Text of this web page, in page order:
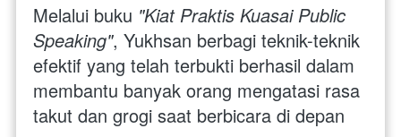
Melalui buku "Kiat Praktis Kuasai Public
Speaking", Yukhsan berbagi teknik-teknik
efektif yang telah terbukti berhasil dalam
membantu banyak orang mengatasi rasa
takut dan grogi saat berbicara di depan